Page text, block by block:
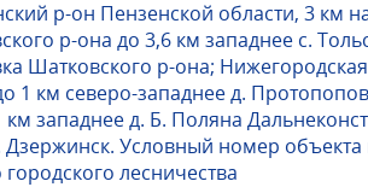
р-он Пензенской области, 3 км
р-она до 3,6 км западнее с.
Шатковского р-она;
1 км северо-западнее д.
западнее д. Б. Поляна
Условный номер объекта
лесничества